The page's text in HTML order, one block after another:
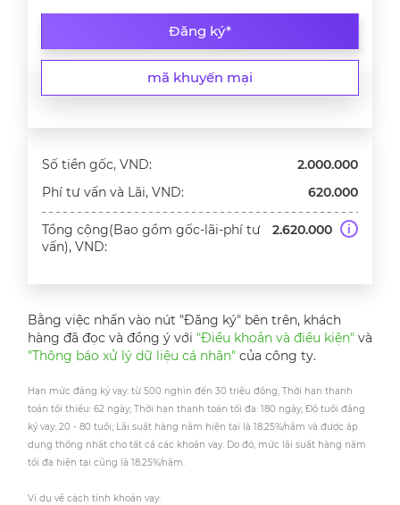
Đăng ký*
mã khuyến mại
Số tiền gốc, VND:
2.000.000
Phí tư vấn và Lãi, VND:
620.000
Tổng cộng(Bao gồm gốc-lãi-phí tư
vấn), VND:
2.620.000 i
Bằng việc nhấn vào nút "Đăng ký" bên trên, khách
hàng đã đọc và đồng ý với "Điều khoản và điều kiện" và
"Thông báo xử lý dữ liệu cá nhân" của công ty.
Hạn mức đăng ký vay: từ 500 nghìn đến 30 triệu đồng; Thời hạn thanh
toán tối thiểu: 62 ngày; Thời hạn thanh toán tối đa: 180 ngày; Độ tuổi đăng
ký vay: 20 - 80 tuổi; Lãi suất hàng năm hiện tại là 18.25%/năm và được áp
dụng thống nhất cho tất cả các khoản vay. Do đó, mức lãi suất hàng năm
tối đa hiện tại cũng là 18.25%/năm.
Ví dụ về cách tính khoản vay: